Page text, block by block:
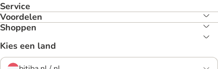
Service
Voordelen
Shoppen
Kies een land